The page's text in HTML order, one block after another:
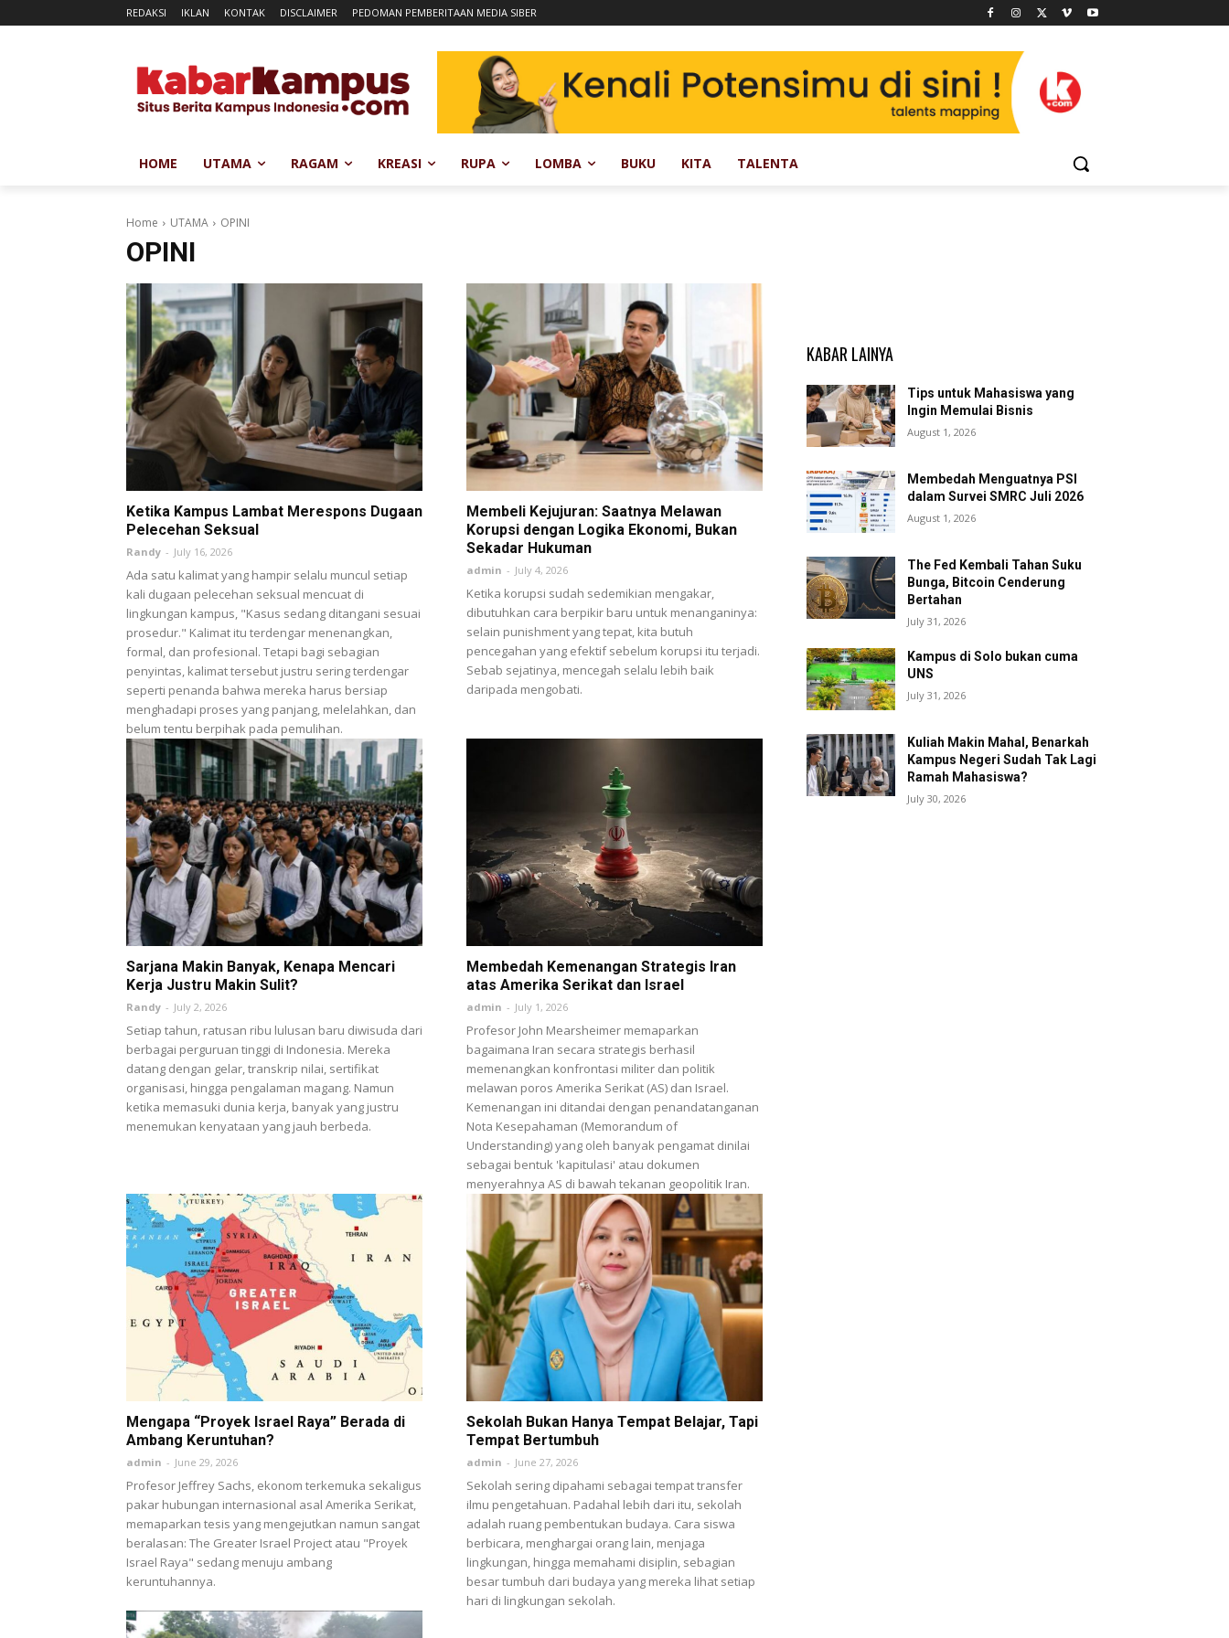
REDAKSI IKLAN KONTAK DISCLAIMER PEDOMAN PEMBERITAAN MEDIA SIBER
HOME UTAMA RAGAM KREASI RUPA LOMBA BUKU KITA TALENTA
Home UTAMA OPINI
OPINI
Ketika Kampus Lambat Merespons Dugaan
Pelecehan Seksual
Randy - July 16, 2026
Ada satu kalimat yang hampir selalu muncul setiap
kali dugaan pelecehan seksual mencuat di
lingkungan kampus, "Kasus sedang ditangani sesuai
prosedur." Kalimat itu terdengar menenangkan,
formal, dan profesional. Tetapi bagi sebagian
penyintas, kalimat tersebut justru sering terdengar
seperti penanda bahwa mereka harus bersiap
menghadapi proses yang panjang, melelahkan, dan
belum tentu berpihak pada pemulihan.
Membeli Kejujuran: Saatnya Melawan
Korupsi dengan Logika Ekonomi, Bukan
Sekadar Hukuman
admin - July 4, 2026
Ketika korupsi sudah sedemikian mengakar,
dibutuhkan cara berpikir baru untuk menanganinya:
selain punishment yang tepat, kita butuh
pencegahan yang efektif sebelum korupsi itu terjadi.
Sebab sejatinya, mencegah selalu lebih baik
daripada mengobati.
Sarjana Makin Banyak, Kenapa Mencari
Kerja Justru Makin Sulit?
Randy - July 2, 2026
Setiap tahun, ratusan ribu lulusan baru diwisuda dari
berbagai perguruan tinggi di Indonesia. Mereka
datang dengan gelar, transkrip nilai, sertifikat
organisasi, hingga pengalaman magang. Namun
ketika memasuki dunia kerja, banyak yang justru
menemukan kenyataan yang jauh berbeda.
Membedah Kemenangan Strategis Iran
atas Amerika Serikat dan Israel
admin - July 1, 2026
Profesor John Mearsheimer memaparkan
bagaimana Iran secara strategis berhasil
memenangkan konfrontasi militer dan politik
melawan poros Amerika Serikat (AS) dan Israel.
Kemenangan ini ditandai dengan penandatanganan
Nota Kesepahaman (Memorandum of
Understanding) yang oleh banyak pengamat dinilai
sebagai bentuk 'kapitulasi' atau dokumen
menyerahnya AS di bawah tekanan geopolitik Iran.
Mengapa “Proyek Israel Raya” Berada di
Ambang Keruntuhan?
admin - June 29, 2026
Profesor Jeffrey Sachs, ekonom terkemuka sekaligus
pakar hubungan internasional asal Amerika Serikat,
memaparkan tesis yang mengejutkan namun sangat
beralasan: The Greater Israel Project atau "Proyek
Israel Raya" sedang menuju ambang
keruntuhannya.
Sekolah Bukan Hanya Tempat Belajar, Tapi
Tempat Bertumbuh
admin - June 27, 2026
Sekolah sering dipahami sebagai tempat transfer
ilmu pengetahuan. Padahal lebih dari itu, sekolah
adalah ruang pembentukan budaya. Cara siswa
berbicara, menghargai orang lain, menjaga
lingkungan, hingga memahami disiplin, sebagian
besar tumbuh dari budaya yang mereka lihat setiap
hari di lingkungan sekolah.
KABAR LAINYA
Tips untuk Mahasiswa yang
Ingin Memulai Bisnis
August 1, 2026
Membedah Menguatnya PSI
dalam Survei SMRC Juli 2026
August 1, 2026
The Fed Kembali Tahan Suku
Bunga, Bitcoin Cenderung
Bertahan
July 31, 2026
Kampus di Solo bukan cuma
UNS
July 31, 2026
Kuliah Makin Mahal, Benarkah
Kampus Negeri Sudah Tak Lagi
Ramah Mahasiswa?
July 30, 2026